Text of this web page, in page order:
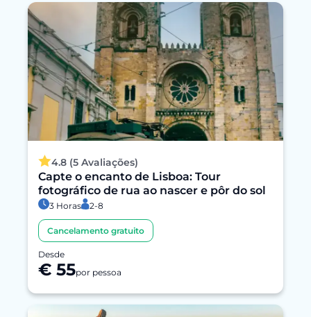
4.8 (5 Avaliações)
Capte o encanto de Lisboa: Tour
fotográfico de rua ao nascer e pôr do sol
3 Horas 2-8
Cancelamento gratuito
Desde
€ 55por pessoa